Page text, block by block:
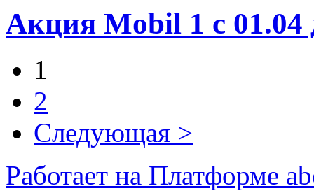
Акция Mobil 1 с 01.04
1
2
Следующая >
Работает на Платформе